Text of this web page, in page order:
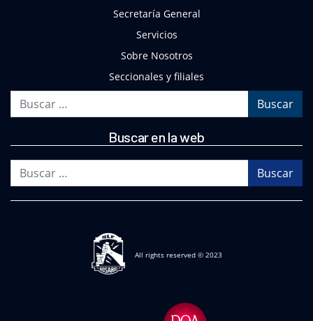
Secretaría General
Servicios
Sobre Nosotros
Seccionales y filiales
Buscar en la web
All rights reserved © 2023